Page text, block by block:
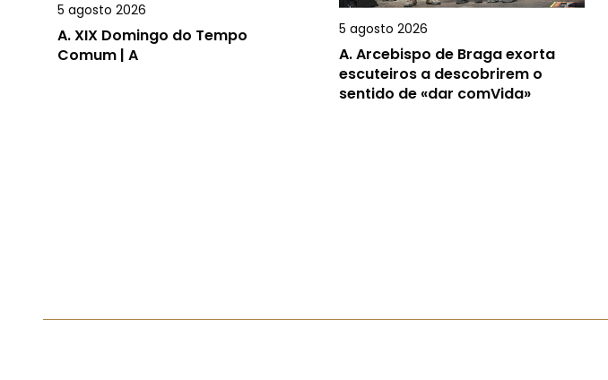
5 agosto 2026
A.XIX Domingo do Tempo
Comum | A
5 agosto 2026
A.Arcebispo de Braga exorta
escuteiros a descobrirem o
sentido de «dar comVida»